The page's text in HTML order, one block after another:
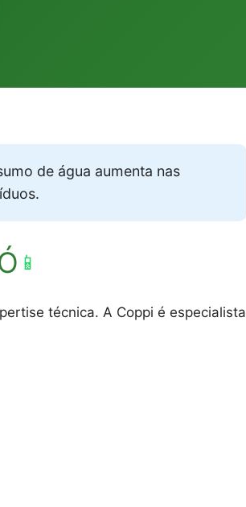
de água aumenta nas
📱
técnica. A Coppi é especialista